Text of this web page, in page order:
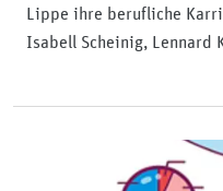
Lippe ihre berufliche
Isabell Scheinig, Lennard